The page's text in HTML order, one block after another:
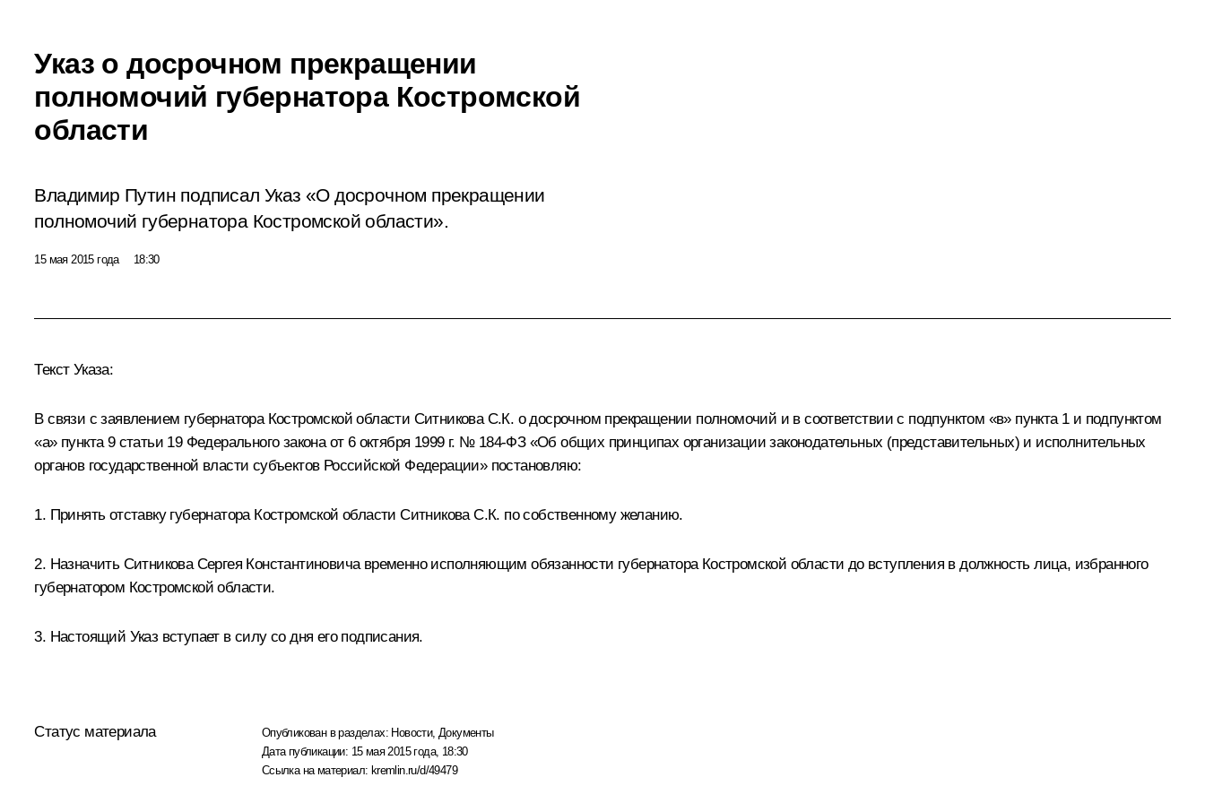
Указ о досрочном прекращении
полномочий губернатора Костромской
области
Владимир Путин подписал Указ «О досрочном прекращении
полномочий губернатора Костромской области».
15 мая 2015 года 18:30
Текст Указа:
В связи с заявлением губернатора Костромской области Ситникова С.К. о досрочном прекращении полномочий и в соответствии с подпунктом «в» пункта 1 и подпунктом
«а» пункта 9 статьи 19 Федерального закона от 6 октября 1999 г. № 184-ФЗ «Об общих принципах организации законодательных (представительных) и исполнительных
органов государственной власти субъектов Российской Федерации» постановляю:
1. Принять отставку губернатора Костромской области Ситникова С.К. по собственному желанию.
2. Назначить Ситникова Сергея Константиновича временно исполняющим обязанности губернатора Костромской области до вступления в должность лица, избранного
губернатором Костромской области.
3. Настоящий Указ вступает в силу со дня его подписания.
Статус материала Опубликован в разделах: Новости, Документы
Дата публикации: 15 мая 2015 года, 18:30
Ссылка на материал: kremlin.ru/d/49479